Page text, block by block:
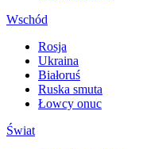
Wschód
Rosja
Ukraina
Białoruś
Ruska smuta
Łowcy onuc
Świat